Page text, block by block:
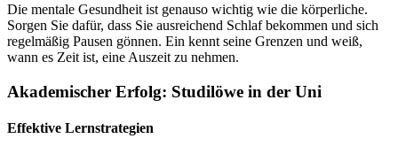
Die mentale Gesundheit ist genauso wichtig wie die körperliche.
Sorgen Sie dafür, dass Sie ausreichend Schlaf bekommen und sich
regelmäßig Pausen gönnen. Ein kennt seine Grenzen und weiß,
wann es Zeit ist, eine Auszeit zu nehmen.
Akademischer Erfolg: Studilöwe in der Uni
Effektive Lernstrategien